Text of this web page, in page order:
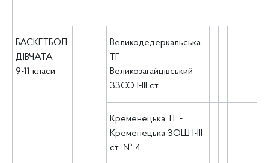
БАСКЕТБОЛ
ДІВЧАТА
9-11 класи
Великодедеркальська
ТГ -
Великозагайцівський
ЗЗСО І-ІІІ ст.
Кременецька ТГ -
Кременецька ЗОШ І-ІІІ
ст. № 4